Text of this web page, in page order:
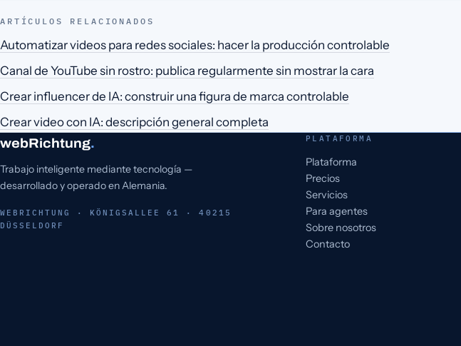
ARTÍCULOS RELACIONADOS
Automatizar videos para redes sociales: hacer la producción controlable
Canal de YouTube sin rostro: publica regularmente sin mostrar la cara
Crear influencer de IA: construir una figura de marca controlable
Crear video con IA: descripción general completa
webRichtung.
Trabajo inteligente mediante tecnología —
desarrollado y operado en Alemania.
WEBRICHTUNG · KÖNIGSALLEE 61 · 40215
DÜSSELDORF
PLATAFORMA
Plataforma
Precios
Servicios
Para agentes
Sobre nosotros
Contacto